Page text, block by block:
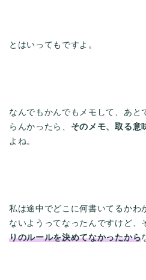
とはいってもですよ。
なんでもかんでもメモして、あと
らんかったら、 そのメモ、取る意
よね。
私は途中でどこに何書いてるかわ
ないようってなったんですけど、
りのルールを決めてなかったから